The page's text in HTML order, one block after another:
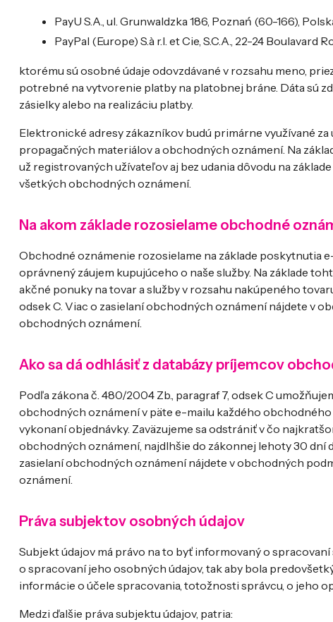
PayU S.A., ul. Grunwaldzka 186, Poznań (60-166),
PayPal (Europe) S.à r.l. et Cie, S.C.A., 22-24 Boulavard
ktorému sú osobné údaje odovzdávané v rozsahu meno,
potrebné na vytvorenie platby na platobnej bráne. Dáta sú
zásielky alebo na realizáciu platby.
Elektronické adresy zákazníkov budú primárne využívané
propagačných materiálov a obchodných oznámení. Na
už registrovaných užívateľov aj bez udania dôvodu na
všetkých obchodných oznámení.
Na akom základe rozosielame obchodné
Obchodné oznámenie rozosielame na základe poskytnutia
oprávnený záujem kupujúceho o naše služby. Na základe
akčné ponuky na tovar a služby v rozsahu nakúpeného
odsek C. Viac o zasielaní obchodných oznámení nájdete v
obchodných oznámení.
Ako sa dá odhlásiť z databázy príjemcov
Podľa zákona č. 480/2004 Zb., paragraf 7, odsek C
obchodných oznámení v päte e-mailu každého
vykonaní objednávky. Zaväzujeme sa odstrániť v čo
obchodných oznámení, najdlhšie do zákonnej lehoty 30 dní
zasielaní obchodných oznámení nájdete v obchodných
oznámení.
Práva subjektov osobných údajov
Subjekt údajov má právo na to byť informovaný o
o spracovaní jeho osobných údajov, tak aby bola
informácie o účele spracovania, totožnosti správcu, o jeho
Medzi ďalšie práva subjektu údajov, patria: